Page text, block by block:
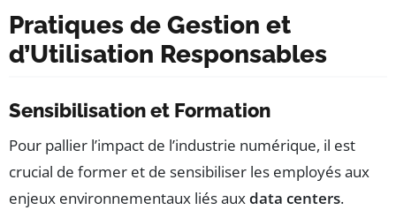
Pratiques de Gestion et
d’Utilisation Responsables
Sensibilisation et Formation
Pour pallier l’impact de l’industrie numérique, il est
crucial de former et de sensibiliser les employés aux
enjeux environnementaux liés auxdata centers.